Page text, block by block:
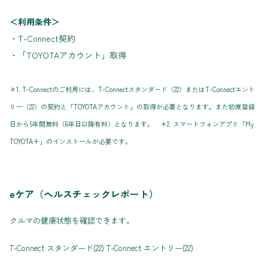
＜利用条件＞
・T-Connect契約
・「TOYOTAアカウント」取得
＊1. T-Connectのご利用には、T-Connectスタンダード（22）またはT-Connectエント
リー（22）の契約と「TOYOTAアカウント」の取得が必要となります。また初度登録
日から5年間無料（6年目以降有料）となります。 ＊2. スマートフォンアプリ「My
TOYOTA+」のインストールが必要です。
eケア（ヘルスチェックレポート）
クルマの健康状態を確認できます。
T-Connect スタンダード(22) T-Connect エントリー(22)